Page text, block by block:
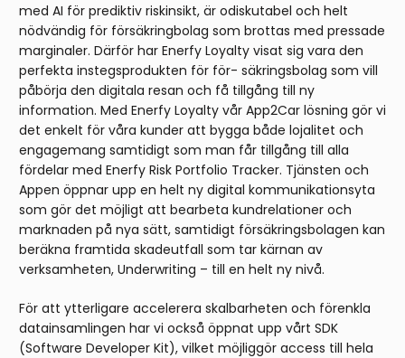
med AI för prediktiv riskinsikt, är odiskutabel och helt
nödvändig för försäkringbolag som brottas med pressade
marginaler. Därför har Enerfy Loyalty visat sig vara den
perfekta instegsprodukten för för- säkringsbolag som vill
påbörja den digitala resan och få tillgång till ny
information. Med Enerfy Loyalty vår App2Car lösning gör vi
det enkelt för våra kunder att bygga både lojalitet och
engagemang samtidigt som man får tillgång till alla
fördelar med Enerfy Risk Portfolio Tracker. Tjänsten och
Appen öppnar upp en helt ny digital kommunikationsyta
som gör det möjligt att bearbeta kundrelationer och
marknaden på nya sätt, samtidigt försäkringsbolagen kan
beräkna framtida skadeutfall som tar kärnan av
verksamheten, Underwriting – till en helt ny nivå.
För att ytterligare accelerera skalbarheten och förenkla
datainsamlingen har vi också öppnat upp vårt SDK
(Software Developer Kit), vilket möjliggör access till hela